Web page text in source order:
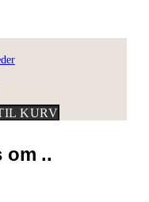
KURV
om ..